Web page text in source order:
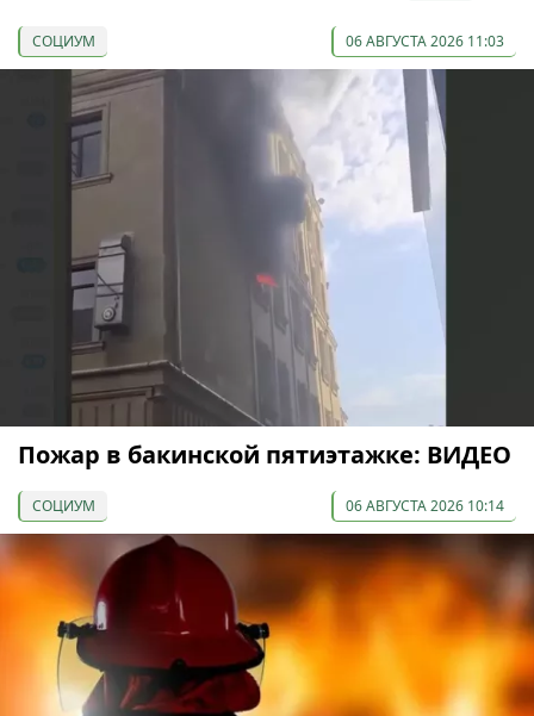
СОЦИУМ 06 АВГУСТА 2026 11:03
Пожар в бакинской пятиэтажке: ВИДЕО
СОЦИУМ 06 АВГУСТА 2026 10:14